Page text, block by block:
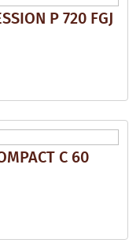
P 720 FGJ
C 60